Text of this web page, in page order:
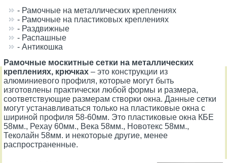
- Рамочные на металлических креплениях
- Рамочные на пластиковых креплениях
- Раздвижные
- Распашные
- Антикошка
Рамочные москитные сетки на металлических
креплениях, крючках – это конструкции из
алюминиевого профиля, которые могут быть
изготовлены практически любой формы и размера,
соответствующие размерам створки окна. Данные сетки
могут устанавливаться только на пластиковые окна с
шириной профиля 58-60мм. Это пластиковые окна КБЕ
58мм., Рехау 60мм., Века 58мм., Новотекс 58мм.,
Теколайн 58мм. и некоторые другие, менее
распространенные.